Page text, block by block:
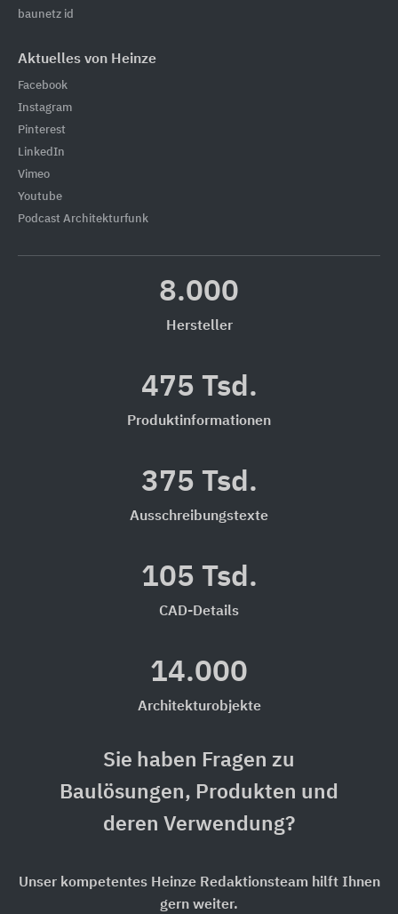
baunetz id
Aktuelles von Heinze
Facebook
Instagram
Pinterest
LinkedIn
Vimeo
Youtube
Podcast Architekturfunk
8.000
Hersteller
475 Tsd.
Produktinformationen
375 Tsd.
Ausschreibungstexte
105 Tsd.
CAD-Details
14.000
Architekturobjekte
Sie haben Fragen zu
Baulösungen, Produkten und
deren Verwendung?
Unser kompetentes Heinze Redaktionsteam hilft Ihnen
gern weiter.